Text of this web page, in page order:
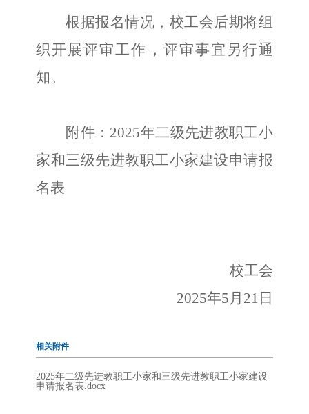
根据报名情况，校工会后期将组
织开展评审工作，评审事宜另行通
知。
附件： 2025年二级先进教职工小
家和三级先进教职工小家建设申请报
名表
校工会
2025年5月21日
相关附件
2025年二级先进教职工小家和三级先进教职工小家建设
申请报名表.docx